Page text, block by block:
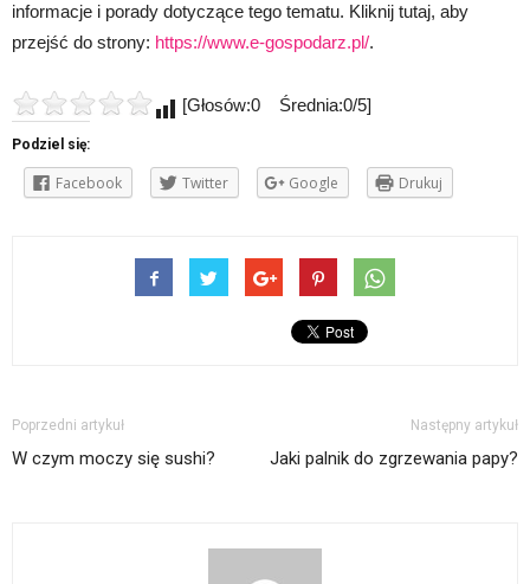
informacje i porady dotyczące tego tematu. Kliknij tutaj, aby
przejść do strony: https://www.e-gospodarz.pl/.
[Głosów:0 Średnia:0/5]
Podziel się:
Facebook Twitter Google Drukuj
Poprzedni artykuł
W czym moczy się sushi?
Następny artykuł
Jaki palnik do zgrzewania papy?